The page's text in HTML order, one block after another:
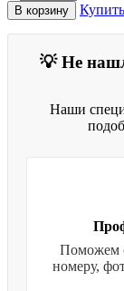
В корзину
💡 Не
Наши
Поможем
номеру,